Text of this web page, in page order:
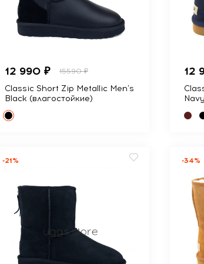
12 990 ₽ 15590 ₽
Classic Short Zip Metallic Men's
Black (влагостойкие)
12
-21% -34%